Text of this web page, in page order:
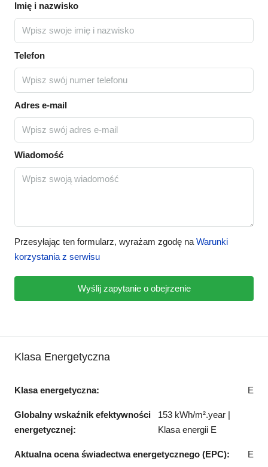
Imię i nazwisko
Telefon
Adres e-mail
Wiadomość
Przesyłając ten formularz, wyrażam zgodę na Warunki
korzystania z serwisu
Wyślij zapytanie o obejrzenie
Klasa Energetyczna
Klasa energetyczna: E
Globalny wskaźnik efektywności
energetycznej:
153 kWh/m².year |
Klasa energii E
Aktualna ocena świadectwa energetycznego (EPC): E